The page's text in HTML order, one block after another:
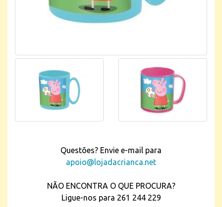
Questões? Envie e-mail para
apoio@lojadacrianca.net
NÃO ENCONTRA O QUE PROCURA?
Ligue-nos para 261 244 229